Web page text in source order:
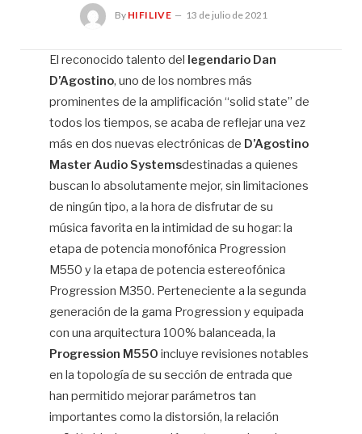
By HIFILIVE 13 de julio de 2021
El reconocido talento del legendario Dan
D’Agostino, uno de los nombres más
prominentes de la amplificación “solid state” de
todos los tiempos, se acaba de reflejar una vez
más en dos nuevas electrónicas de D’Agostino
Master Audio Systemsdestinadas a quienes
buscan lo absolutamente mejor, sin limitaciones
de ningún tipo, a la hora de disfrutar de su
música favorita en la intimidad de su hogar: la
etapa de potencia monofónica Progression
M550 y la etapa de potencia estereofónica
Progression M350. Perteneciente a la segunda
generación de la gama Progression y equipada
con una arquitectura 100% balanceada, la
Progression M550 incluye revisiones notables
en la topología de su sección de entrada que
han permitido mejorar parámetros tan
importantes como la distorsión, la relación